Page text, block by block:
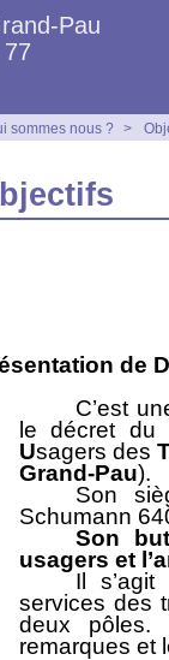
Pau
sommes nous ? >
de
C’est
le décret
Usagers des
Grand-Pau).
Son
Schumann
Son
usagers et
Il
services des
deux pôles.
remarques et